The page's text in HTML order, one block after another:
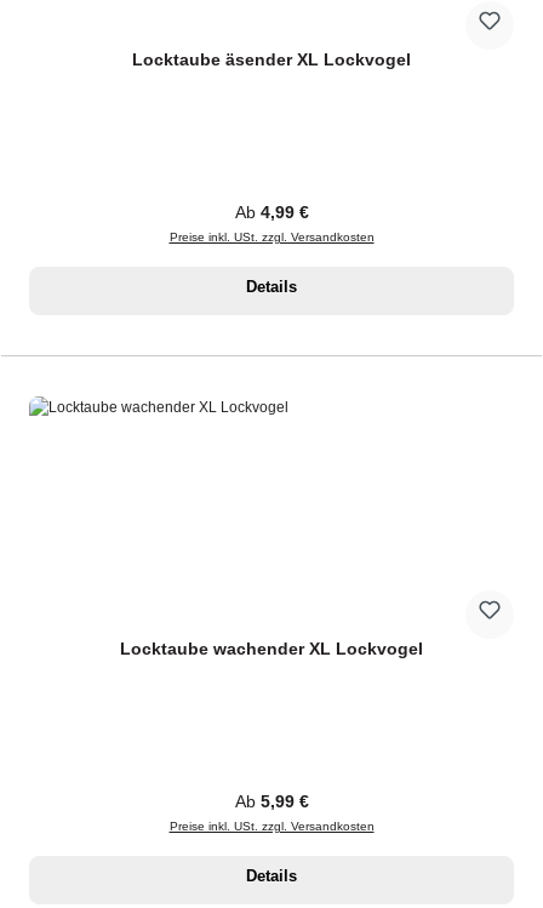
Locktaube äsender XL Lockvogel
Regulärer Preis:
Ab 4,99 €
Preise inkl. USt. zzgl. Versandkosten
Details
Locktaube wachender XL Lockvogel
Regulärer Preis:
Ab 5,99 €
Preise inkl. USt. zzgl. Versandkosten
Details